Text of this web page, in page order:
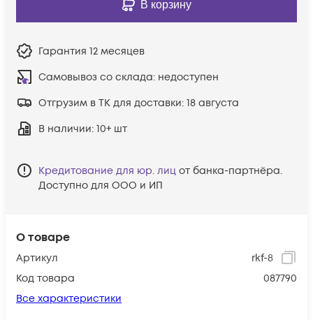
О товаре
Артикул
rkf-8
Код товара
087790
Все характеристики
В корзину
Гарантия 12 месяцев
Самовывоз со склада: недоступен
Отгрузим в ТК для доставки: 18 августа
В наличии: 10+ шт
Кредитование для юр. лиц от банка-партнёра.
Доступно для ООО и ИП